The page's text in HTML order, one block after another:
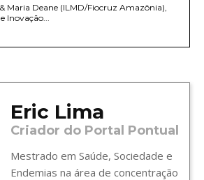
Maria Deane (ILMD/Fiocruz Amazônia),
Inovação...
Eric Lima
Criador do Portal Pontual
Mestrado em Saúde, Sociedade e
Endemias na área de concentração